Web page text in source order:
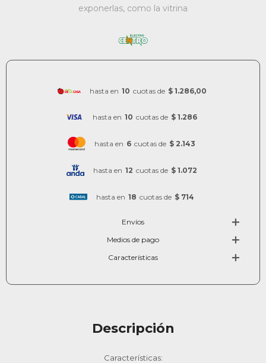
exponerlas, como la vitrina
hasta en 10 cuotas de $ 1.286,00
hasta en 10 cuotas de $ 1.286
hasta en 6 cuotas de $ 2.143
hasta en 12 cuotas de $ 1.072
hasta en 18 cuotas de $ 714
Envíos
Medios de pago
Características
Descripción
Características: